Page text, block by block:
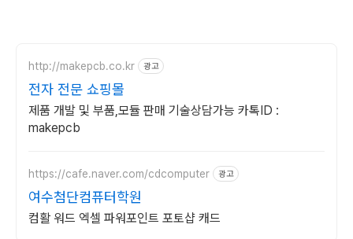
http://makepcb.co.kr 광고
전자 전문 쇼핑몰
제품 개발 및 부품,모듈 판매 기술상담가능 카톡ID :
makepcb
https://cafe.naver.com/cdcomputer 광고
여수첨단컴퓨터학원
컴활 워드 엑셀 파워포인트 포토샵 캐드